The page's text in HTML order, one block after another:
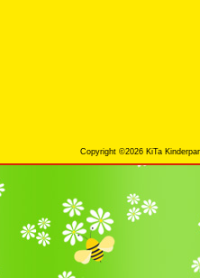
Copyright ©2026 KiTa